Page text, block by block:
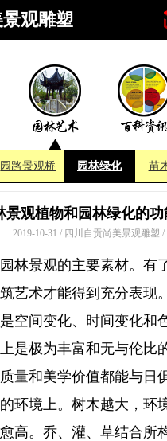
景观雕塑
园路景观桥 园林绿化 苗
景观植物和园林绿化的功
2019-10-31 / 四川自贡尚美景观雕塑 /
林景观的主要素材。有
艺术才能得到充分表现
空间变化、时间变化和
是极为丰富和无与伦比
量和美学价值都能与日
环境上。树木越大，环
高。乔、灌、草结合所